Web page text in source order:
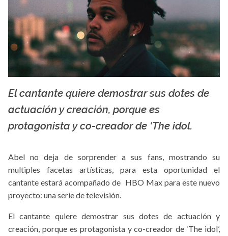
El cantante quiere demostrar sus dotes de
actuación y creación, porque es
protagonista y co-creador de ‘The idol.
Abel no deja de sorprender a sus fans, mostrando su
multiples facetas artísticas, para esta oportunidad el
cantante estará acompañado de HBO Max para este nuevo
proyecto: una serie de televisión.
El cantante quiere demostrar sus dotes de actuación y
creación, porque es protagonista y co-creador de ‘The idol’,